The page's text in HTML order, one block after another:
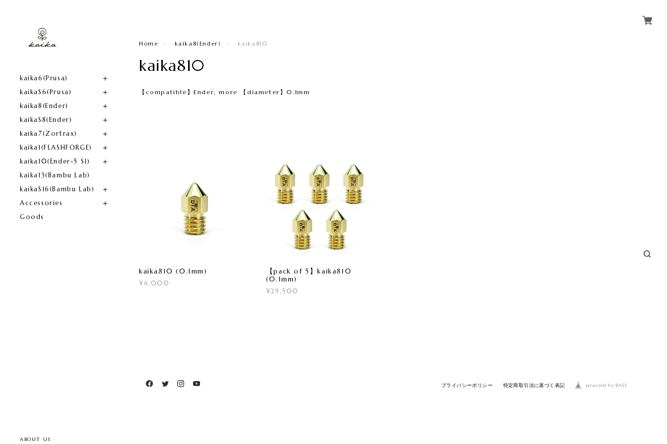
kaika6(Prusa)​
kaikaS6(Prusa)
kaika8(Ender)​
kaikaS8(Ender)
kaika7(Zortrax)
kaika1(FLASHFORGE)​
kaika10(Ender-5 S1)
kaika13(Bambu Lab)
kaikaS16(Bambu Lab)
Accessories
Goods
ABOUT US
Home kaika8(Ender)​ kaika810
kaika810
【compatible】Ender, more 【diameter】0.1mm
kaika810 (0.1mm)
¥6,000
【pack of 5】kaika810
(0.1mm)
¥29,500
プライバシーポリシー 特定商取引法に基づく表記 powered by BASE